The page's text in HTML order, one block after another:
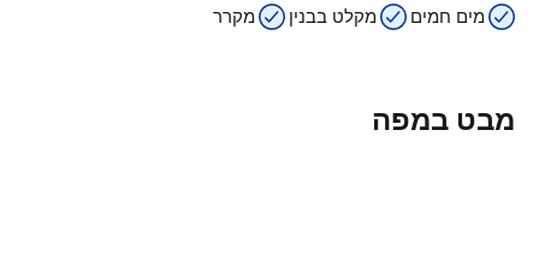
מים חמים מקלט בבנין מקרר
מבט במפה